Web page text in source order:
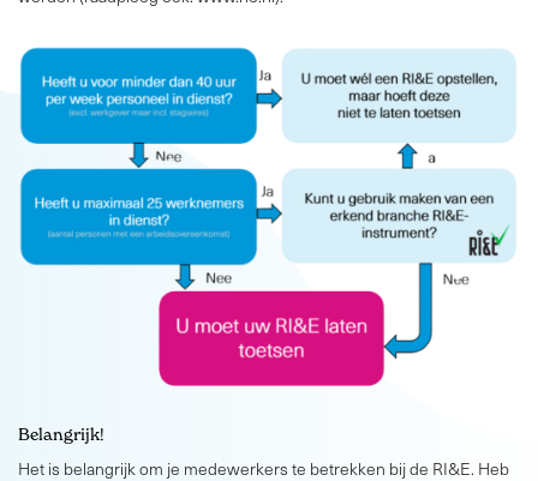
Belangrijk!
Het is belangrijk om je medewerkers te betrekken bij de RI&E. Heb